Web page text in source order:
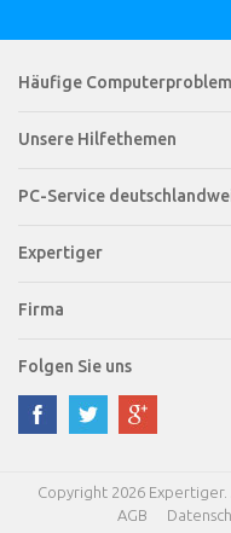
Häufige
Unsere Hilfethemen
PC-Service
Expertiger
Firma
Folgen Sie uns
Copyright 2026 Expertiger.
AGB